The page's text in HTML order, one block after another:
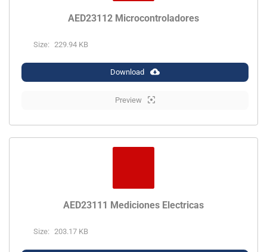
AED23112 Microcontroladores
Size: 229.94 KB
Download
Preview
AED23111 Mediciones Electricas
Size: 203.17 KB